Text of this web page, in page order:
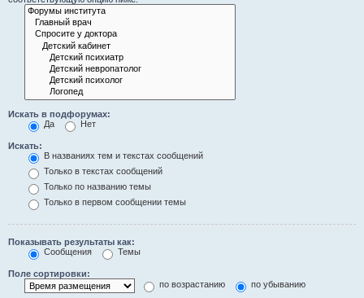
Искать в подфорумах:
Да
Нет
Искать:
В названиях тем и текстах сообщений
Только в текстах сообщений
Только по названию темы
Только в первом сообщении темы
Показывать результаты как:
Сообщения
Темы
Поле сортировки:
по возрастанию
по убыванию